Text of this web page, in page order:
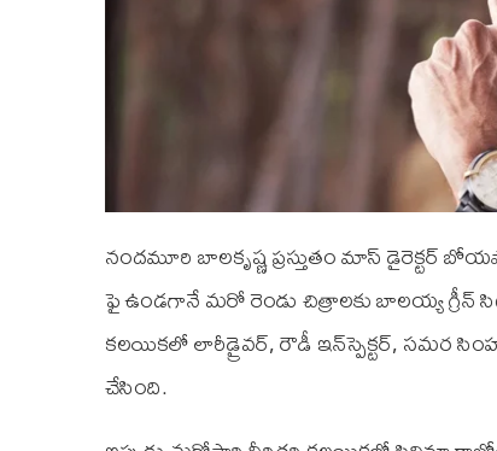
నందమూరి బాలకృష్ణ ప్రస్తుతం మాస్ డైరెక్టర్
ఫై ఉండగానే మరో రెండు చిత్రాలకు బాలయ్య గ్రీన్
కలయికలో లారీడ్రైవర్, రౌడీ ఇన్‌స్పెక్టర్, సమర
చేసింది.